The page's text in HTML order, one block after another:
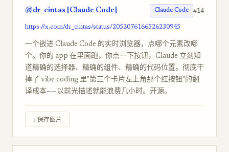
@dr_cintas [Claude Code] Claude Code #14
https://x.com/dr_cintas/status/2052076166526230945
一个嵌进 Claude Code 的实时浏览器，点哪个元素改哪
个。你的 app 在里面跑，你点一下按钮，Claude 立刻知
道精确的选择器、精确的组件、精确的代码位置。彻底干
掉了 vibe coding 里"第三个卡片左上角那个红按钮"的翻
译成本——以前光描述就能浪费几小时。开源。
↓ 保存图片